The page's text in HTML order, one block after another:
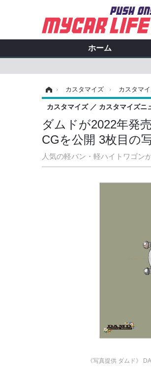
ホーム
› カスタマイズ › カスタマ
ダムドが2022年発
CGを公開 3枚目の
人気の軽バン・軽ハイトワゴン
カスタマイズ カスタマイズニ
《写真提供 ダムド》